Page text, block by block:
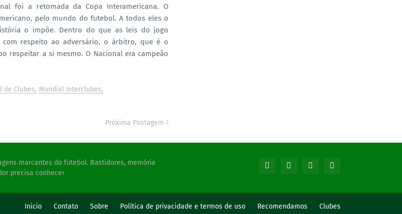
foi a retomada da Copa Interamericana. O
pelo mundo do futebol. A todos eles o
o impõe. Dentro do que as leis do jogo
com respeito ao adversário, o árbitro, que é o
respeitar a si mesmo. O Nacional era campeão
de Clubes Mundial Interclubes
Próxima Postagem
marcantes do futebol. Bastidores, memória
precisa conhecer
Inicio Contato Sobre Política de privacidade e termos de uso Recomendamos Clubes